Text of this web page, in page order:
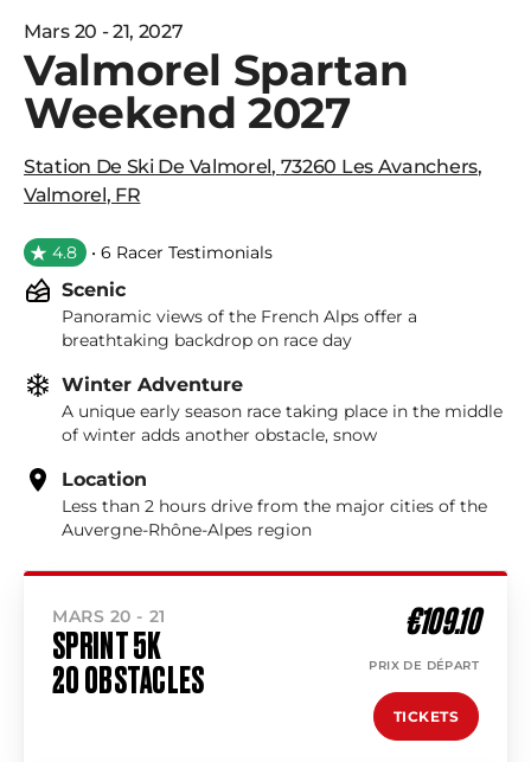
Mars 20 - 21, 2027
Valmorel Spartan
Weekend 2027
Station De Ski De Valmorel, 73260 Les Avanchers,
Valmorel, FR
4.8 • 6 Racer Testimonials
Scenic
Panoramic views of the French Alps offer a
breathtaking backdrop on race day
Winter Adventure
A unique early season race taking place in the middle
of winter adds another obstacle, snow
Location
Less than 2 hours drive from the major cities of the
Auvergne-Rhône-Alpes region
MARS 20 - 21
SPRINT 5K
20 OBSTACLES
€109.10
PRIX DE DÉPART
TICKETS